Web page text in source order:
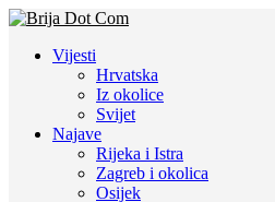
Vijesti
Hrvatska
Iz okolice
Svijet
Najave
Rijeka i Istra
Zagreb i okolica
Osijek